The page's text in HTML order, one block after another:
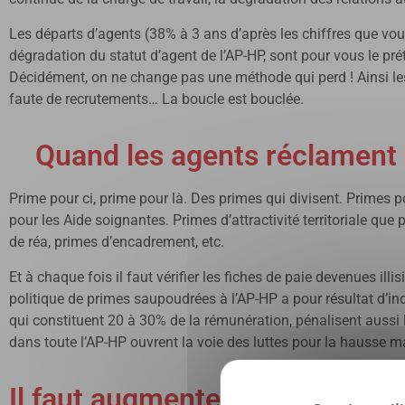
Les départs d’agents (38% à 3 ans d’après les chiffres que
dégradation du statut d’agent de l’AP-HP, sont pour vous le
Décidément, on ne change pas une méthode qui perd !
faute de recrutements… La boucle est bouclée.
Quand les agents
Prime pour ci, prime pour là. Des primes qui divisent.
pour les Aide soignantes. Primes d’attractivité territoriale
de réa, primes d’encadrement, etc.
Et à chaque fois il faut vérifier les fiches de paie devenues
politique de primes saupoudrées à l’AP-HP a pour résultat
qui constituent 20 à 30% de la rémunération, pénalisent
dans toute l’AP-HP ouvrent la voie des luttes pour la hausse